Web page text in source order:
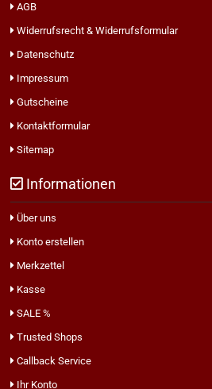
AGB
Widerrufsrecht & Widerrufsformular
Datenschutz
Impressum
Gutscheine
Kontaktformular
Sitemap
Informationen
Über uns
Konto erstellen
Merkzettel
Kasse
SALE %
Trusted Shops
Callback Service
Ihr Konto